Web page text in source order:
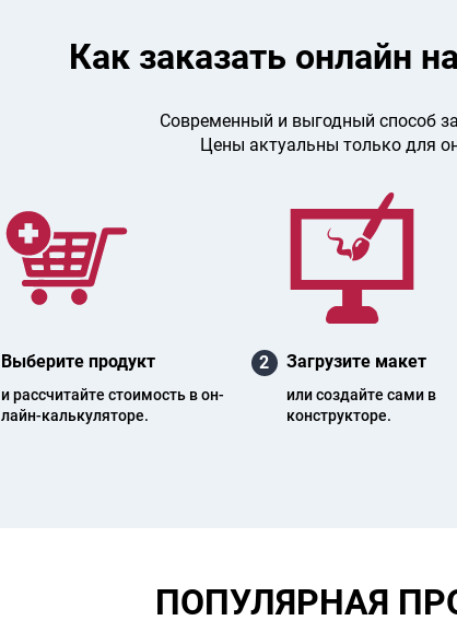
Как заказать онлайн
Современный и выгодный способ
Цены актуальны только для
Выберите продукт
и рас­счи­тай­те стои­мость в он­
лайн-каль­ку­ля­то­ре.
2 Загрузите макет
или создайте сами в
конструкторе.
ПОПУЛЯРНАЯ